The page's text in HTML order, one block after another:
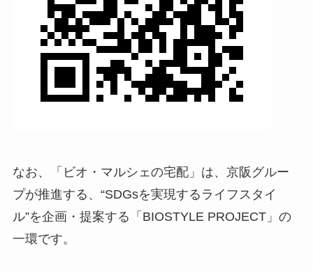
なお、「ビオ・マルシェの宅配」は、京阪グルー
プが推進する、“SDGsを実現するライフスタイ
ル”を企画・提案する「BIOSTYLE PROJECT」の
一環です。